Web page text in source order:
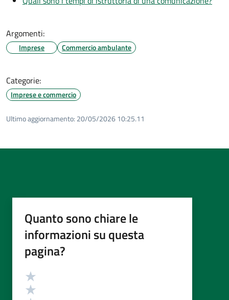
Argomenti:
Imprese Commercio ambulante
Categorie:
Imprese e commercio
Ultimo aggiornamento: 20/05/2026 10:25.11
Quanto sono chiare le
informazioni su questa
pagina?
Valutazione